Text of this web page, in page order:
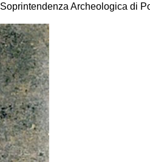
Soprintendenza Archeologica di